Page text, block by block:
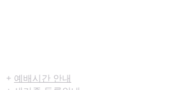
+ 예배시간 안내